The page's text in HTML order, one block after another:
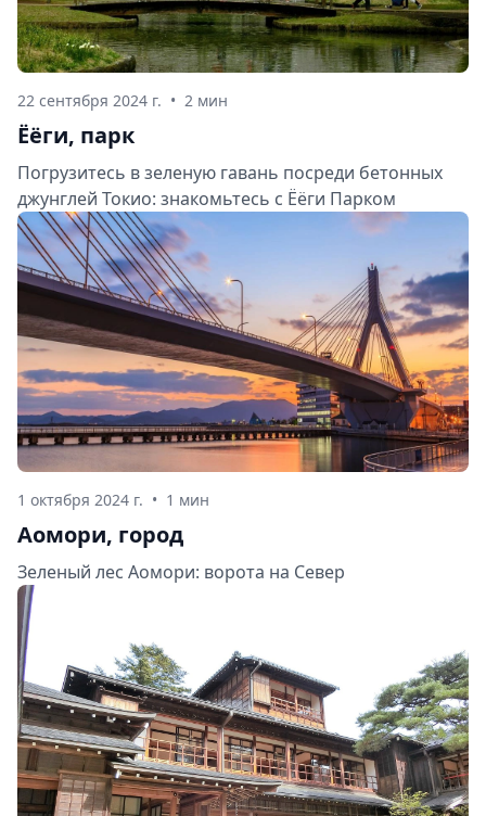
22 сентября 2024 г. • 2 мин
Ёёги, парк
Погрузитесь в зеленую гавань посреди бетонных
джунглей Токио: знакомьтесь с Ёёги Парком
1 октября 2024 г. • 1 мин
Аомори, город
Зеленый лес Аомори: ворота на Север